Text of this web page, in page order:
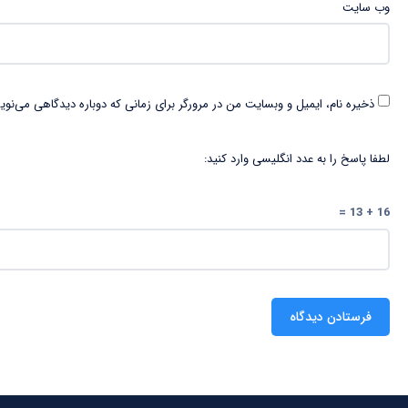
وب‌ سایت
ذخیره نام، ایمیل و وبسایت من در مرورگر برای زمانی که دوباره دیدگاهی
لطفا پاسخ را به عدد انگلیسی وارد کنید:
16 + 13 =